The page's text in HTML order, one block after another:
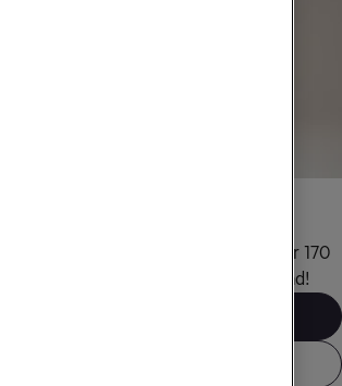
Obegränsad Max ingår surf i över 170
resmålen hela 60 GB surf per månad!